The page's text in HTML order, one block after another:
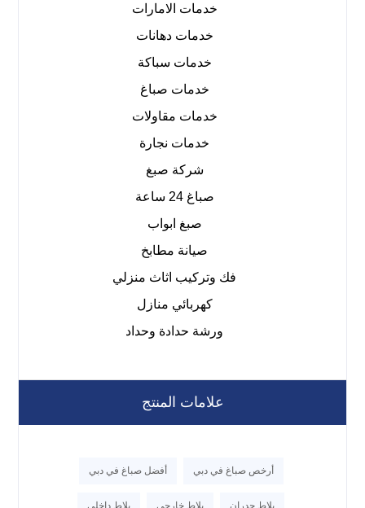
خدمات الامارات
خدمات دهانات
خدمات سباكة
خدمات صباغ
خدمات مقاولات
خدمات نجارة
شركة صبغ
صباغ 24 ساعة
صبغ ابواب
صيانة مطابخ
فك وتركيب اثاث منزلي
كهربائي منازل
ورشة حدادة وحداد
علامات المنتج
أرخص صباغ في دبي أفضل صباغ في دبي
بلاط جدران بلاط خارجي بلاط داخلي